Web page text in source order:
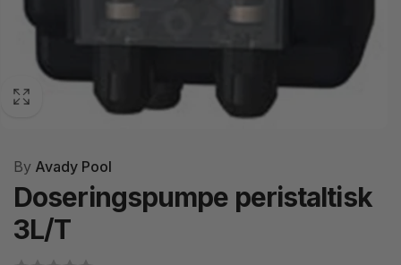
By Avady Pool
Doseringspumpe peristaltisk
3L/T